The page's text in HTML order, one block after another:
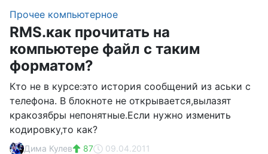
Прочее компьютерное
RMS.как прочитать на
компьютере файл с таким
форматом?
Кто не в курсе:это история сообщений из аськи с
телефона. В блокноте не открывается,вылазят
кракозябры непонятные.Если нужно изменить
кодировку,то как?
Дима Кулев 87 09.04.2011